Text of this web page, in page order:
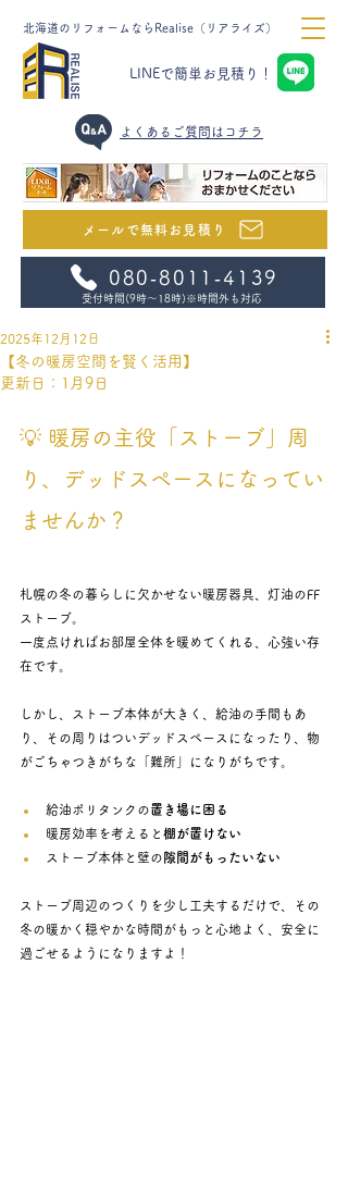
北海道のリフォームならRealise（リアライズ）
メールで無料お見積り
080‐8011‐4139
受付時間(9時～18時) ※時間外も対応
LINEで簡単お見積り！
​よくあるご質問はコチラ
【冬の暖房空間を賢く活用】
2025年12月12日
更新日： 1月9日
💡 暖房の主役「ストーブ」周
り、デッドスペースになってい
ませんか？
札幌の冬の暮らしに欠かせない暖房器具、灯油のFF
ストーブ。
一度点ければお部屋全体を暖めてくれる、心強い存
在です。
しかし、ストーブ本体が大きく、給油の手間もあ
り、その周りはついデッドスペースになったり、物
がごちゃつきがちな「難所」になりがちです。
給油ポリタンクの置き場に困る
暖房効率を考えると 棚が置けない
ストーブ本体と壁の隙間がもったいない
ストーブ周辺のつくりを少し工夫するだけで、その
冬の暖かく穏やかな時間がもっと心地よく、安全に
過ごせるようになりますよ！